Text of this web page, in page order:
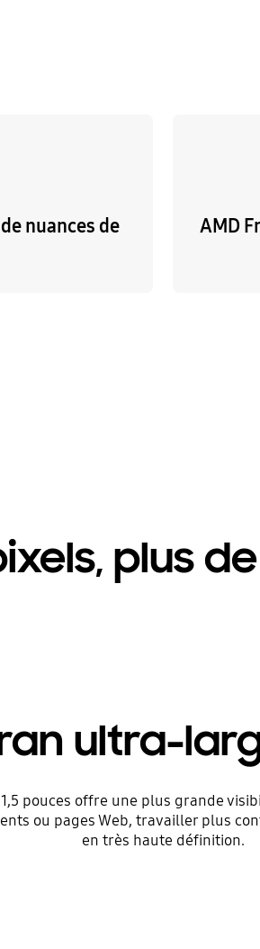
nuances de
AMD
plus
ultra-
pouces offre une plus grande
ou pages Web, travailler plus
en très haute définition.